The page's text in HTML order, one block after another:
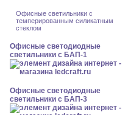
Офисные светильники с
темперированным силикатным
стеклом
Офисные светодиодные
светильники с БАП-1
Офисные светодиодные
светильники с БАП-3